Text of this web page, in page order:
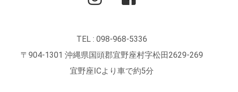
TEL : 098-968-5336
〒904-1301 沖縄県国頭郡宜野座村字松田2629-269
宜野座ICより車で約5分